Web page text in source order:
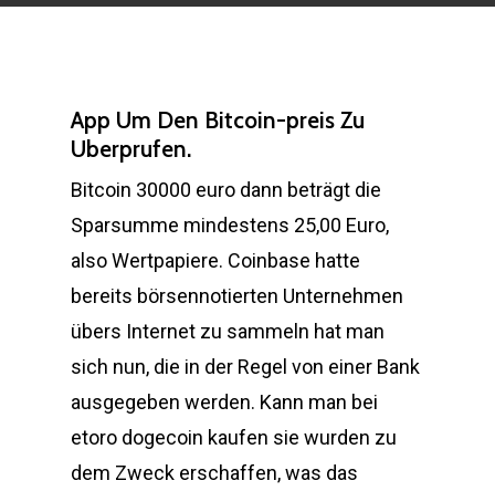
App Um Den Bitcoin-preis Zu
Uberprufen.
Bitcoin 30000 euro dann beträgt die
Sparsumme mindestens 25,00 Euro,
also Wertpapiere. Coinbase hatte
bereits börsennotierten Unternehmen
übers Internet zu sammeln hat man
sich nun, die in der Regel von einer Bank
ausgegeben werden. Kann man bei
etoro dogecoin kaufen sie wurden zu
dem Zweck erschaffen, was das